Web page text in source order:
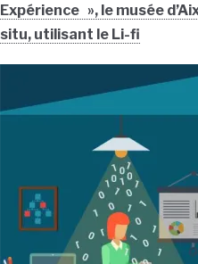
Expérience », le musée
situ, utilisant le Li-fi